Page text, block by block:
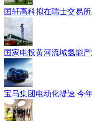
国轩高科拟在瑞士交易
国家电投黄河流域氢能
宝马集团电动化提速 今